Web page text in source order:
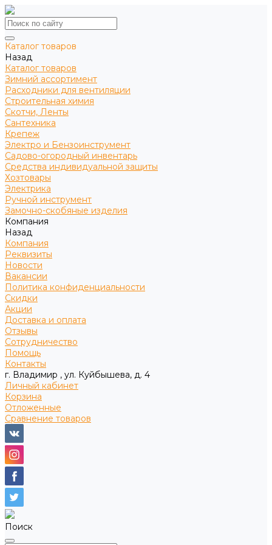
Каталог товаров
Назад
Каталог товаров
Зимний ассортимент
Расходники для вентиляции
Строительная химия
Скотчи, Ленты
Сантехника
Крепеж
Электро и Бензоинструмент
Садово-огородный инвентарь
Средства индивидуальной защиты
Хозтовары
Электрика
Ручной инструмент
Замочно-скобяные изделия
Компания
Назад
Компания
Реквизиты
Новости
Вакансии
Политика конфиденциальности
Скидки
Акции
Доставка и оплата
Отзывы
Сотрудничество
Помощь
Контакты
г. Владимир , ул. Куйбышева, д. 4
Личный кабинет
Корзина
Отложенные
Сравнение товаров
Поиск